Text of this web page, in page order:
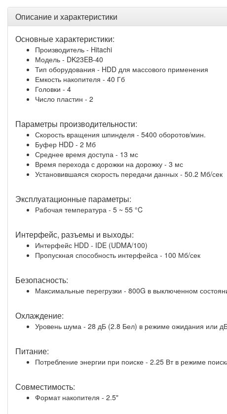
Описание и характеристики
Основные характеристики:
Производитель - Hitachi
Модель - DK23EB-40
Тип оборудования - HDD для массового применения
Емкость накопителя - 40 Гб
Головки - 4
Число пластин - 2
Параметры производительности:
Скорость вращения шпинделя - 5400 оборотов/мин.
Буфер HDD - 2 Мб
Среднее время доступа - 13 мс
Время перехода с дорожки на дорожку - 3 мс
Установившаяся скорость передачи данных - 50.2 Мб/сек
Эксплуатационные параметры:
Рабочая температура - 5 ~ 55 °C
Интерфейс, разъемы и выходы:
Интерфейс HDD - IDE (UDMA/100)
Пропускная способность интерфейса - 100 Мб/сек
Безопасность:
Максимальные перегрузки - 800G в выключенном
Охлаждение:
Уровень шума - 28 дБ (2.8 Бел) в режиме ожидания или
Питание:
Потребление энергии при поиске - 2.25 Вт в режиме
Совместимость:
Формат накопителя - 2.5"